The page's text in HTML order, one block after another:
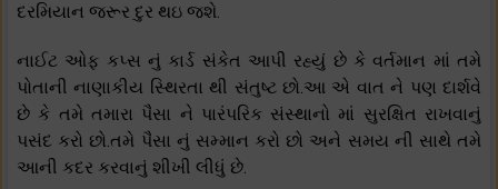
દરમિયાન જરૂર દુર થઇ જશે.
નાઈટ ઓફ કપ્સ નું કાર્ડ સંકેત આપી રહ્યું છે કે વર્તમાન માં તમે
પોતાની નાણાકીય સ્થિરતા થી સંતુષ્ટ છો.આ એ વાત ને પણ દાર્શવે
છે કે તમે તમારા પૈસા ને પારંપરિક સંસ્થાનો માં સુરક્ષિત રાખવાનું
પસંદ કરો છો.તમે પૈસા નું સમ્માન કરો છો અને સમય ની સાથે તમે
આની કદર કરવાનું શીખી લીધું છે.